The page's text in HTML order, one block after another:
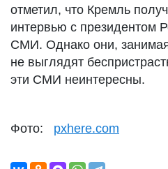
отметил, что Кремль
интервью с президентом
СМИ. Однако они,
не выглядят
эти СМИ неинтересны.
Фото: pxhere.com